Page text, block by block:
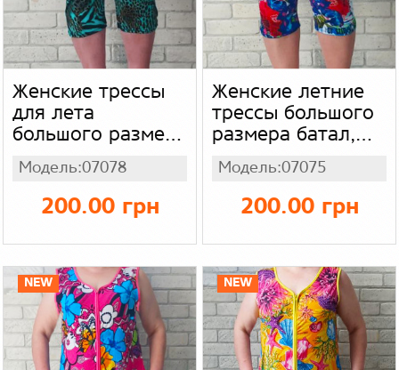
Женские трессы
для лета
большого размера
батал, легкая
ткань масло -
холодок принт
(бирюзовая зебра
с золотом)
Модель:07078
200.00 грн
Женские летние
трессы большого
размера батал,
масло - холодок
яркий принт
(синяя газетка)
Модель:07075
200.00 грн
NEW NEW